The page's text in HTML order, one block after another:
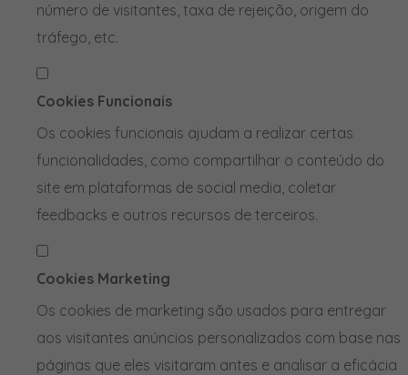
número de visitantes, taxa de rejeição, origem do
tráfego, etc.
Cookies Funcionais
Os cookies funcionais ajudam a realizar certas
funcionalidades, como compartilhar o conteúdo do
site em plataformas de social media, coletar
feedbacks e outros recursos de terceiros.
Cookies Marketing
Os cookies de marketing são usados para entregar
aos visitantes anúncios personalizados com base nas
páginas que eles visitaram antes e analisar a eficácia